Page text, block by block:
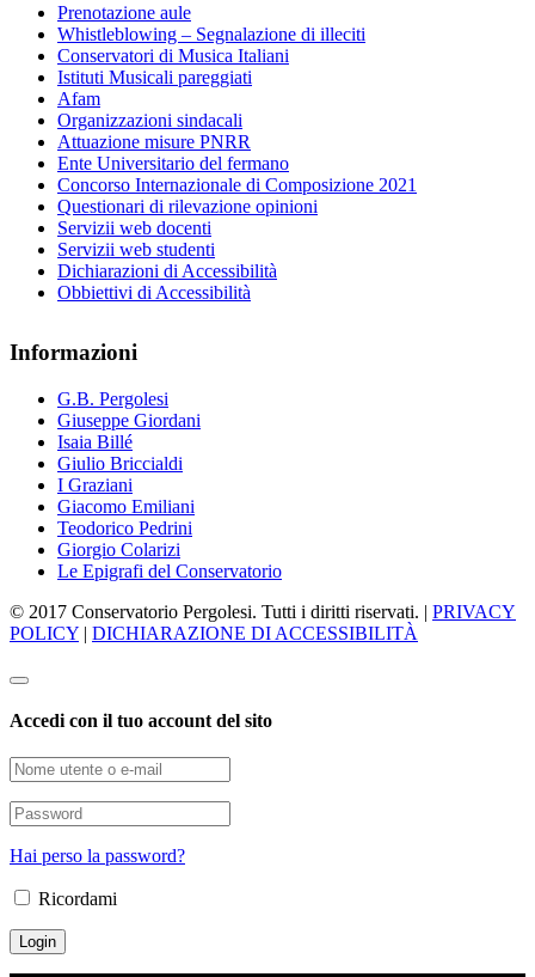
Prenotazione aule
Whistleblowing – Segnalazione di illeciti
Conservatori di Musica Italiani
Istituti Musicali pareggiati
Afam
Organizzazioni sindacali
Attuazione misure PNRR
Ente Universitario del fermano
Concorso Internazionale di Composizione 2021
Questionari di rilevazione opinioni
Servizii web docenti
Servizii web studenti
Dichiarazioni di Accessibilità
Obbiettivi di Accessibilità
Informazioni
G.B. Pergolesi
Giuseppe Giordani
Isaia Billé
Giulio Briccialdi
I Graziani
Giacomo Emiliani
Teodorico Pedrini
Giorgio Colarizi
Le Epigrafi del Conservatorio
© 2017 Conservatorio Pergolesi. Tutti i diritti riservati. | PRIVACY
POLICY | DICHIARAZIONE DI ACCESSIBILITÀ
Accedi con il tuo account del sito
Hai perso la password?
Ricordami